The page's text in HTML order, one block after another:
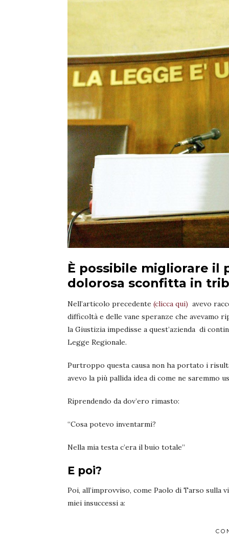
È possibile migliorare il
dolorosa sconfitta in
Nell’articolo precedente (clicca qui) avevo
difficoltà e delle vane speranze che avevamo
la Giustizia impedisse a quest’azienda di
Legge Regionale.
Purtroppo questa causa non ha portato i
avevo la più pallida idea di come ne saremmo
Riprendendo da dov’ero rimasto:
“Cosa potevo inventarmi?
Nella mia testa c’era il buio totale”
E poi?
Poi, all’improvviso, come Paolo di Tarso sulla
miei insuccessi a: